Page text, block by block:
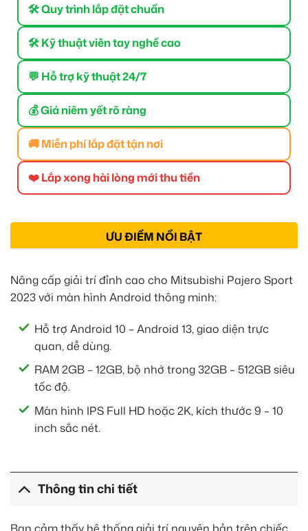
🛠 Quy trình lắp đặt chuẩn
🛠 Kỹ thuật viên tay nghề cao
💬 Hỗ trợ kỹ thuật 24/7
💰 Giá niêm yết rõ ràng
🚚 Miễn phí lắp đặt tận nơi
❤️ Lắp xong hài lòng mới thu tiền
ƯU ĐIỂM NỔI BẬT
Nâng cấp giải trí đỉnh cao cho Mitsubishi Pajero Sport
2023 với màn hình Android thông minh:
Hỗ trợ Android 10 – Android 13, giao diện trực
quan, dễ dùng.
RAM 2GB – 12GB, bộ nhớ trong 32GB – 512GB siêu
tốc độ.
Màn hình IPS Full HD hoặc 2K, kích thước 9 – 10
inch sắc nét.
Thông tin chi tiết